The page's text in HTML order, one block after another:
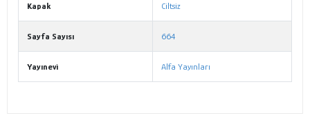
Kapak Ciltsiz
Sayfa Sayısı 664
Yayınevi Alfa Yayınları